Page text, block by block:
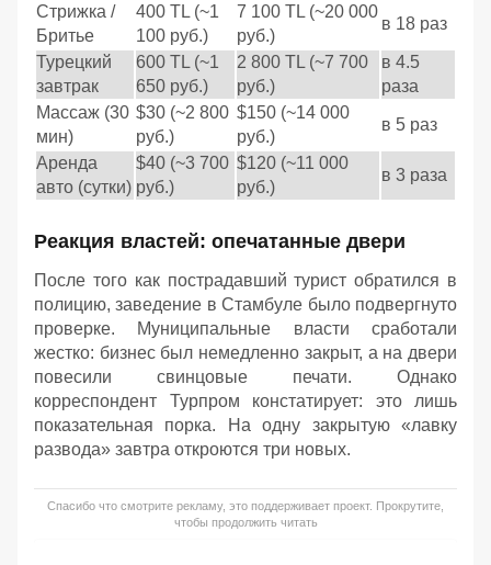
Стрижка /
Бритье
400 TL (~1
100 руб.)
7 100 TL (~20 000
руб.)
в 18 раз
Турецкий
завтрак
600 TL (~1
650 руб.)
2 800 TL (~7 700
руб.)
в 4.5
раза
Массаж (30
мин)
$30 (~2 800
руб.)
$150 (~14 000
руб.)
в 5 раз
Аренда
авто (сутки)
$40 (~3 700
руб.)
$120 (~11 000
руб.)
в 3 раза
Реакция властей: опечатанные двери
После того как пострадавший турист обратился в
полицию, заведение в Стамбуле было подвергнуто
проверке. Муниципальные власти сработали
жестко: бизнес был немедленно закрыт, а на двери
повесили свинцовые печати. Однако
корреспондент Турпром констатирует: это лишь
показательная порка. На одну закрытую «лавку
развода» завтра откроются три новых.
Спасибо что смотрите рекламу, это поддерживает проект. Прокрутите,
чтобы продолжить читать